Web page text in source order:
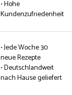
• Hohe
Kundenzufriedenheit
• Jede Woche 30
neue Rezepte
• Deutschlandweit
nach Hause geliefert